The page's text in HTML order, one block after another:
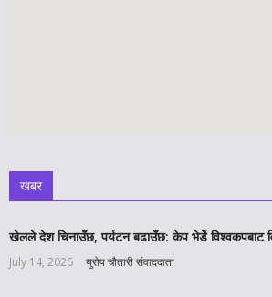
खबर
खेलले देश चिनाउँछ, पर्यटन बढाउँछ: केप भेर्डे विश्वकपबाट
July 14, 2026 युरोप चौतारी संवाददाता